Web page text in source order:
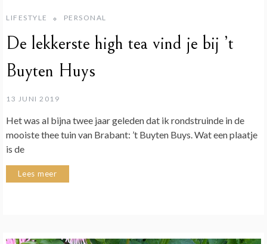
LIFESTYLE PERSONAL
De lekkerste high tea vind je bij ’t
Buyten Huys
13 JUNI 2019
Het was al bijna twee jaar geleden dat ik rondstruinde in de
mooiste thee tuin van Brabant: ’t Buyten Buys. Wat een plaatje
is de
Lees meer